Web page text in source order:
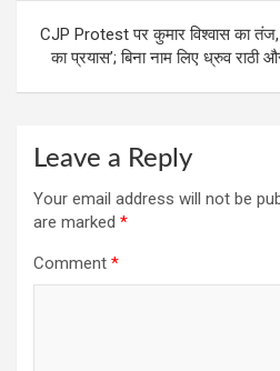
CJP Protest पर कुमार विश्वास का तंज,
का प्रयास’; बिना नाम लिए ध्रुव राठी
Leave a Reply
Your email address will not be
are marked *
Comment *